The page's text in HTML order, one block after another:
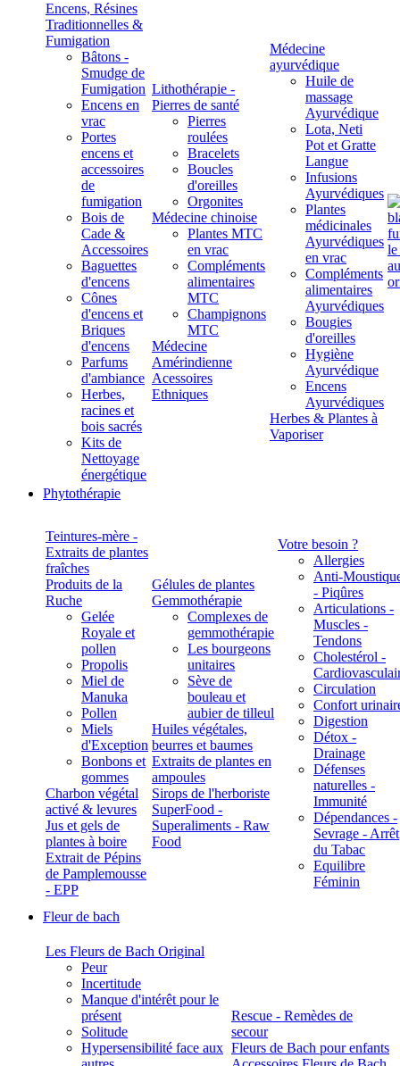
Encens, Résines
Traditionnelles &
Fumigation
Bâtons -
Smudge de
Fumigation
Encens en
vrac
Portes
encens et
accessoires
de
fumigation
Bois de
Cade &
Accessoires
Baguettes
d'encens
Cônes
d'encens et
Briques
d'encens
Parfums
d'ambiance
Herbes,
racines et
bois sacrés
Kits de
Nettoyage
énergétique
Lithothérapie -
Pierres de santé
Pierres
roulées
Bracelets
Boucles
d'oreilles
Orgonites
Médecine chinoise
Plantes MTC
en vrac
Compléments
alimentaires
MTC
Champignons
MTC
Médecine
Amérindienne
Acessoires
Ethniques
Médecine
ayurvédique
Huile de
massage
Ayurvédique
Lota, Neti
Pot et Gratte
Langue
Infusions
Ayurvédiques
Plantes
médicinales
Ayurvédiques
en vrac
Compléments
alimentaires
Ayurvédiques
Bougies
d'oreilles
Hygiène
Ayurvédique
Encens
Ayurvédiques
Herbes & Plantes à
Vaporiser
Phytothérapie
Teintures-mère -
Extraits de plantes
fraîches
Produits de la
Ruche
Gelée
Royale et
pollen
Propolis
Miel de
Manuka
Pollen
Miels
d'Exception
Bonbons et
gommes
Charbon végétal
activé & levures
Jus et gels de
plantes à boire
Extrait de Pépins
de Pamplemousse
- EPP
Gélules de plantes
Gemmothérapie
Complexes de
gemmothérapie
Les bourgeons
unitaires
Sève de
bouleau et
aubier de tilleul
Huiles végétales,
beurres et baumes
Extraits de plantes en
ampoules
Sirops de l'herboriste
SuperFood -
Superaliments - Raw
Food
Votre besoin ?
Allergies
Anti-
- Piqûres
Articulations -
Muscles -
Tendons
Cholestérol -
Circulation
Confort
Digestion
Détox -
Drainage
Défenses
naturelles -
Immunité
Dépendances -
Sevrage - Arrêt
du Tabac
Equilibre
Féminin
Fleur de bach
Les Fleurs de Bach Original
Peur
Incertitude
Manque d'intérêt pour le
présent
Solitude
Hypersensibilité face aux
Rescue - Remèdes de
secour
Fleurs de Bach pour enfants